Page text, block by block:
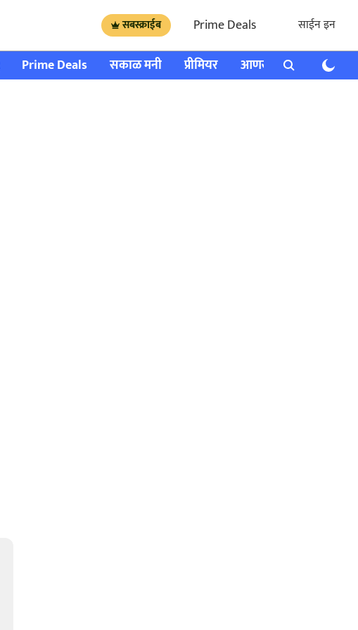
सबस्क्राईब Prime Deals साईन इन
Prime Deals सकाळ मनी प्रीमियर आणखी राशी भविष्य